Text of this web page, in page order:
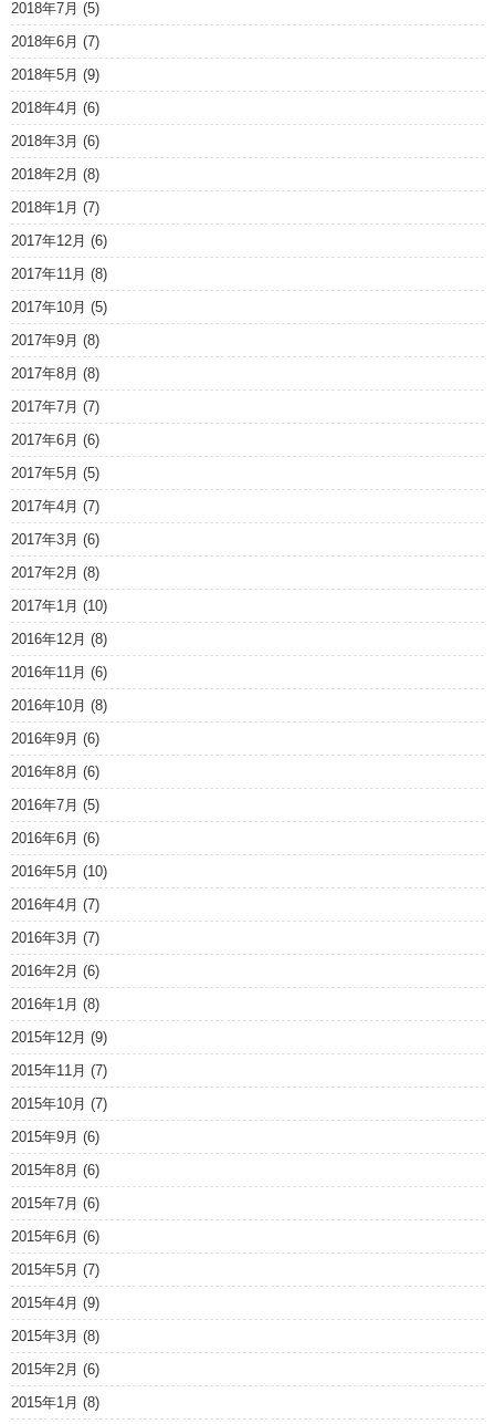
2018年7月 (5)
2018年6月 (7)
2018年5月 (9)
2018年4月 (6)
2018年3月 (6)
2018年2月 (8)
2018年1月 (7)
2017年12月 (6)
2017年11月 (8)
2017年10月 (5)
2017年9月 (8)
2017年8月 (8)
2017年7月 (7)
2017年6月 (6)
2017年5月 (5)
2017年4月 (7)
2017年3月 (6)
2017年2月 (8)
2017年1月 (10)
2016年12月 (8)
2016年11月 (6)
2016年10月 (8)
2016年9月 (6)
2016年8月 (6)
2016年7月 (5)
2016年6月 (6)
2016年5月 (10)
2016年4月 (7)
2016年3月 (7)
2016年2月 (6)
2016年1月 (8)
2015年12月 (9)
2015年11月 (7)
2015年10月 (7)
2015年9月 (6)
2015年8月 (6)
2015年7月 (6)
2015年6月 (6)
2015年5月 (7)
2015年4月 (9)
2015年3月 (8)
2015年2月 (6)
2015年1月 (8)